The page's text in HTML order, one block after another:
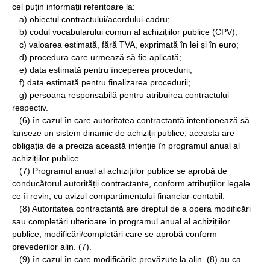
cel puțin informații referitoare la:
a) obiectul contractului/acordului-cadru;
b) codul vocabularului comun al achizițiilor publice (CPV);
c) valoarea estimată, fără TVA, exprimată în lei și în euro;
d) procedura care urmează să fie aplicată;
e) data estimată pentru începerea procedurii;
f) data estimată pentru finalizarea procedurii;
g) persoana responsabilă pentru atribuirea contractului
respectiv.
(6) în cazul în care autoritatea contractantă intenționează să
lanseze un sistem dinamic de achiziții publice, aceasta are
obligația de a preciza această intenție în programul anual al
achizițiilor publice.
(7) Programul anual al achizițiilor publice se aprobă de
conducătorul autorității contractante, conform atribuțiilor legale
ce îi revin, cu avizul compartimentului financiar-contabil.
(8) Autoritatea contractantă are dreptul de a opera modificări
sau completări ulterioare în programul anual al achizițiilor
publice, modificări/completări care se aprobă conform
prevederilor alin. (7).
(9) în cazul în care modificările prevăzute la alin. (8) au ca